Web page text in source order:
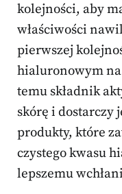
kolejności, aby
właściwości
pierwszej
hialuronowym na
temu składnik
skórę i dostarczy
produkty, które
czystego kwasu
lepszemu